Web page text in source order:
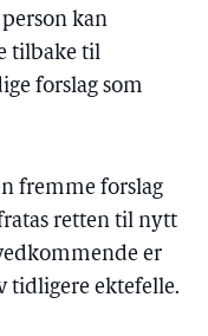
kan
tilbake til
forslag som
fremme forslag
retten til nytt
er
tidligere ektefelle.